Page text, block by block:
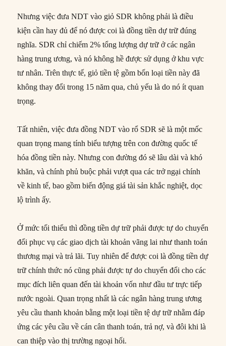
Nhưng việc đưa NDT vào giỏ SDR không phải là điều
kiện cần hay đủ để nó được coi là đồng tiền dự trữ đúng
nghĩa. SDR chỉ chiếm 2% tổng lượng dự trữ ở các ngân
hàng trung ương, và nó không hề được sử dụng ở khu vực
tư nhân. Trên thực tế, giỏ tiền tệ gồm bốn loại tiền này đã
không thay đổi trong 15 năm qua, chủ yếu là do nó ít quan
trọng.
Tất nhiên, việc đưa đồng NDT vào rổ SDR sẽ là một mốc
quan trọng mang tính biểu tượng trên con đường quốc tế
hóa đồng tiền này. Nhưng con đường đó sẽ lâu dài và khó
khăn, và chính phủ buộc phải vượt qua các trở ngại chính
về kinh tế, bao gồm biến động giá tài sản khắc nghiệt, dọc
lộ trình ấy.
Ở mức tối thiểu thì đồng tiền dự trữ phải được tự do chuyển
đổi phục vụ các giao dịch tài khoản vãng lai như thanh toán
thương mại và trả lãi. Tuy nhiên để được coi là đồng tiền dự
trữ chính thức nó cũng phải được tự do chuyển đổi cho các
mục đích liên quan đến tài khoản vốn như đầu tư trực tiếp
nước ngoài. Quan trọng nhất là các ngân hàng trung ương
yêu cầu thanh khoản bằng một loại tiền tệ dự trữ nhằm đáp
ứng các yêu cầu về cán cân thanh toán, trả nợ, và đôi khi là
can thiệp vào thị trường ngoại hối.